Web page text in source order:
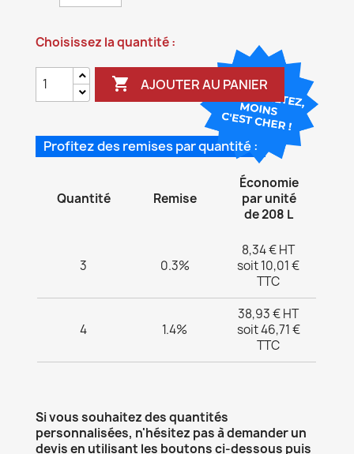
Choisissez la quantité :
 AJOUTER AU PANIER
Profitez des remises par quantité :
Quantité Remise
Économie
par unité
de 208 L
3 0.3%
8,34 € HT
soit 10,01 €
TTC
4 1.4%
38,93 € HT
soit 46,71 €
TTC
Si vous souhaitez des quantités
personnalisées, n'hésitez pas à demander un
devis en utilisant les boutons ci-dessous puis